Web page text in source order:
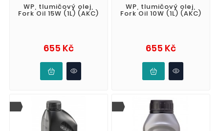
WP, tlumičový olej,
Fork Oil 15W (1L) (AKC)
655 KčCena
WP, tlumičový olej,
Fork Oil 10W (1L) (AKC)
655 KčCena